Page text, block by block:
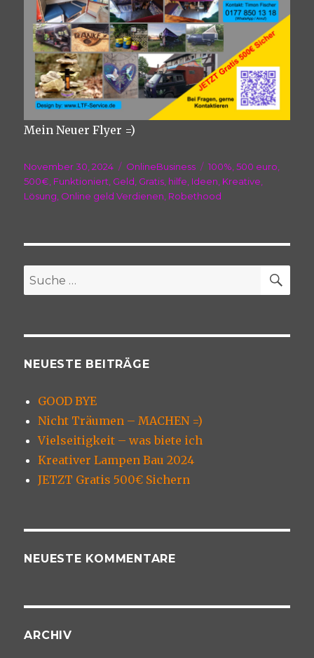
Mein Neuer Flyer =)
Veröffentlicht
am
November 30, 2024 Kategorien
OnlineBusiness Schlagwörter
100%,500 euro,
500€, Funktioniert, Geld, Gratis, hilfe, Ideen, Kreative,
Lösung, Online geld Verdienen, Robethood
Suche
nach:
NEUESTE BEITRÄGE
GOOD BYE
Nicht Träumen – MACHEN =)
Vielseitigkeit – was biete ich
Kreativer Lampen Bau 2024
JETZT Gratis 500€ Sichern
NEUESTE KOMMENTARE
ARCHIV